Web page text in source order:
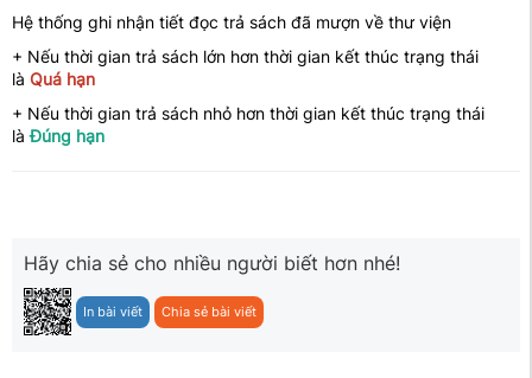
Hệ thống ghi nhận tiết đọc trả sách đã mượn về thư viện
+ Nếu thời gian trả sách lớn hơn thời gian kết thúc trạng thái
là Quá hạn
+ Nếu thời gian trả sách nhỏ hơn thời gian kết thúc trạng thái
làĐúng hạn
Hãy chia sẻ cho nhiều người biết hơn nhé!
In bài viết Chia sẻ bài viết